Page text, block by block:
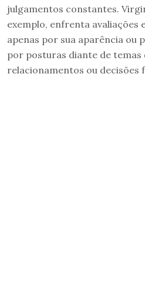
julgamentos constantes.
exemplo, enfrenta avaliações
apenas por sua aparência ou
por posturas diante de temas
relacionamentos ou decisões